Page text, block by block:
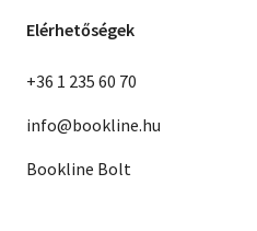
Elérhetőségek
+36 1 235 60 70
info@bookline.hu
Bookline Bolt